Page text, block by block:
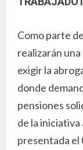
Como parte
realizarán
exigir la
donde
pensiones
de la iniciativa
presentada el